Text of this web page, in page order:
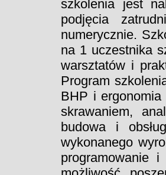
szkolenia jest
podjęcia
numerycznie.
na 1 uczestnika
warsztatów i
Program
BHP i
skrawaniem,
budowa i
wykonanego
programowanie